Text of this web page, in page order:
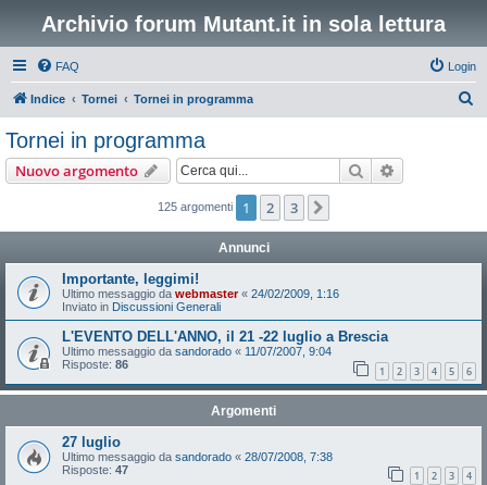
Archivio forum Mutant.it in sola lettura
FAQ Login
Indice Tornei Tornei in programma
Tornei in programma
Nuovo argomento Cerca
125 argomenti 1 2 3
Annunci
Importante, leggimi!
Ultimo messaggio da webmaster« 24/02/2009, 1:16
Inviato in Discussioni Generali
L'EVENTO DELL'ANNO, il 21 -22 luglio a Brescia
Ultimo messaggio da sandorado « 11/07/2007, 9:04
Risposte: 86 1 2 3 4 5 6
Argomenti
27 luglio
Ultimo messaggio da sandorado « 28/07/2008, 7:38
Risposte: 47 1 2 3 4